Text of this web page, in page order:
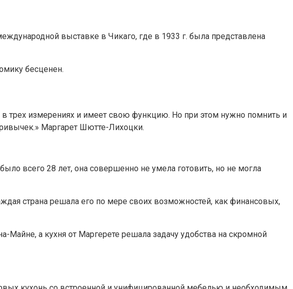
выставке в Чикаго, где в 1933 г. была представлена
бесценен.
трех измерениях и имеет свою функцию. Но при этом нужно помнить и
Маргарет Шютте-Лихоцки.
всего 28 лет, она совершенно не умела готовить, но не могла
страна решала его по мере своих возможностей, как финансовых,
а кухня от Маргерете решала задачу удобства на скромной